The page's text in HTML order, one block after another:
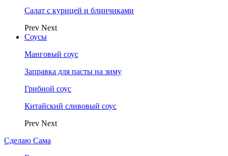
Салат с курицей и блинчиками
Prev Next
Соусы
Манговый соус
Заправка для пасты на зиму
Грибной соус
Китайский сливовый соус
Prev Next
Сделаю Сама